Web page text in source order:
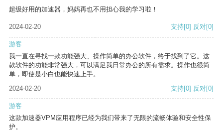
超级好用的加速器，妈妈再也不用担心我的学习啦！
2024-02-20 支持[0] 反对[0]
游客
我一直在寻找一款功能强大、操作简单的办公软件，终于找到了它。这
款软件的功能非常强大，可以满足我日常办公的所有需求。操作也很简
单，即使是小白也能快速上手。
2024-02-20
支持[0] 反对[0]
游客
这款加速器VPM应用程序已经为我们带来了无限的流畅体验和安全性保
护。